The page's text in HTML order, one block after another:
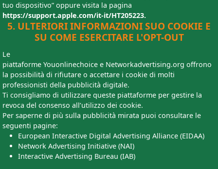
tuo dispositivo” oppure visita la pagina
https://support.apple.com/it-it/HT205223.
5. ULTERIORI INFORMAZIONI SUO COOKIE E
SU COME ESERCITARE L'OPT-OUT
Le
piattaforme Youonlinechoice e Networkadvertising.org offrono
la possibilità di rifiutare o accettare i cookie di molti
professionisti della pubblicità digitale.
Ti consigliamo di utilizzare queste piattaforme per gestire la
revoca del consenso all’utilizzo dei cookie.
Per saperne di più sulla pubblicità mirata puoi consultare le
seguenti pagine:
European Interactive Digital Advertising Alliance (EIDAA)
Network Advertising Initiative (NAI)
Interactive Advertising Bureau (IAB)